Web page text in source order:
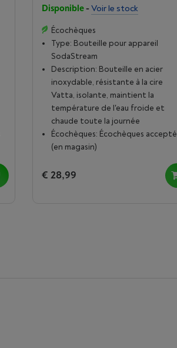
Disponible-Voir le stock
Écochèques
Type: Bouteille pour appareil
SodaStream
Description: Bouteille en acier
inoxydable, résistante à la cire
Vatta, isolante, maintient la
température de l'eau froide et
chaude toute la journée
Écochèques: Écochèques
(en magasin)
€ 28,99